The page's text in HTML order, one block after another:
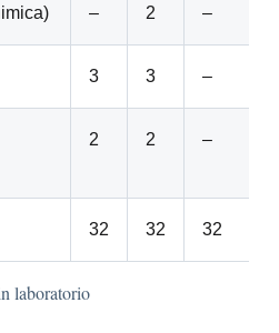
– 2 –
3 3 –
2 2 –
32 32 32
laboratorio